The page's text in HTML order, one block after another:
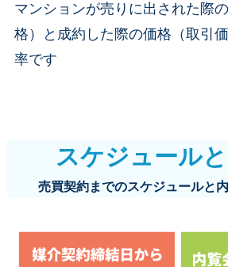
マンションが売りに出された際
格）と成約した際の価格（取引
率です
スケジュール
売買契約までのスケジュールと